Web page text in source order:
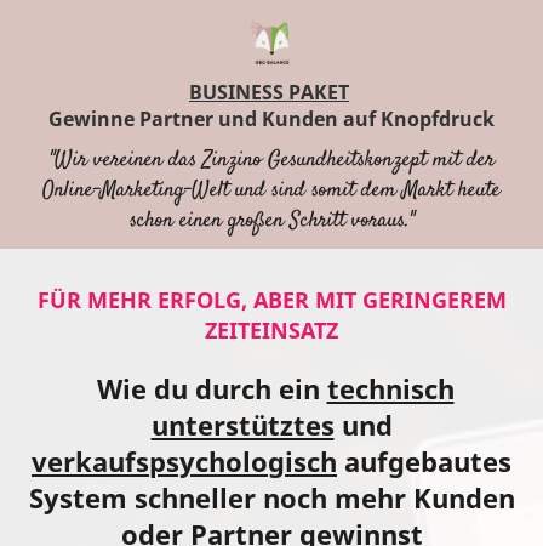
BUSINESS PAKET
Gewinne Partner und Kunden auf Knopfdruck
"Wir vereinen das Zinzino Gesundheitskonzept mit der
Online-Marketing-Welt und sind somit dem Markt heute
schon einen großen Schritt voraus."
FÜR MEHR ERFOLG, ABER MIT GERINGEREM
ZEITEINSATZ
Wie du durch ein technisch
unterstütztes und
verkaufspsychologisch aufgebautes
System schneller noch mehr Kunden
oder Partner gewinnst